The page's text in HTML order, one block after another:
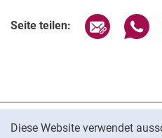
Diese Website verwendet
Seite teilen: Seite
Datenschutz